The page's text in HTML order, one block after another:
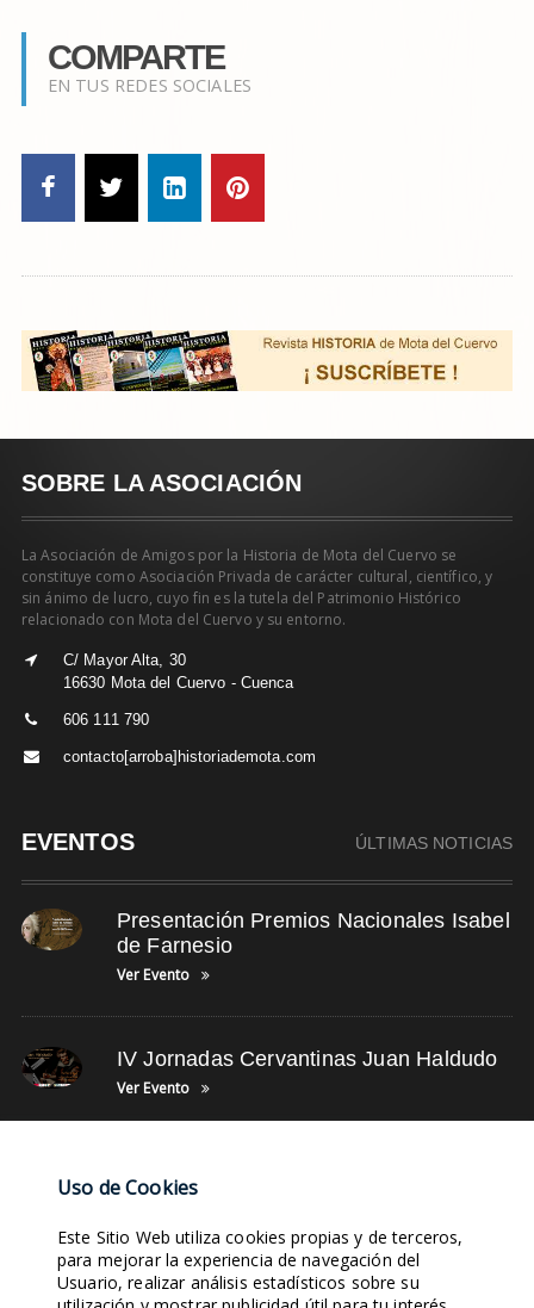
COMPARTE
EN TUS REDES SOCIALES
SOBRE LA ASOCIACIÓN
La Asociación de Amigos por la Historia de Mota del Cuervo se
constituye como Asociación Privada de carácter cultural, científico, y
sin ánimo de lucro, cuyo fin es la tutela del Patrimonio Histórico
relacionado con Mota del Cuervo y su entorno.
C/ Mayor Alta, 30
16630 Mota del Cuervo - Cuenca
606 111 790
contacto[arroba]historiademota.com
EVENTOS ÚLTIMAS NOTICIAS
Presentación Premios Nacionales Isabel
de Farnesio
Ver Evento
IV Jornadas Cervantinas Juan Haldudo
Ver Evento
NUBE DE TAGS
LEYENDA TORRE LEYENDA BALCÓN FOTOS DE OFICIOS
TUNEL DEL TIEMPO ARCHIVOS FOTOS DE GRUPOS TWITTER
Uso de Cookies
Este Sitio Web utiliza cookies propias y de terceros,
para mejorar la experiencia de navegación del
Usuario, realizar análisis estadísticos sobre su